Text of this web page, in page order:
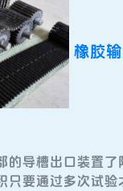
橡胶
的导槽出口装置了
只要通过多次试验